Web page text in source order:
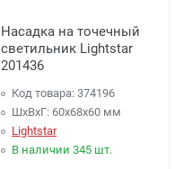
Насадка на точечный
светильник Lightstar
201436
Код товара: 374196
ШхВхГ: 60x68x60 мм
Lightstar
В наличии 345 шт.